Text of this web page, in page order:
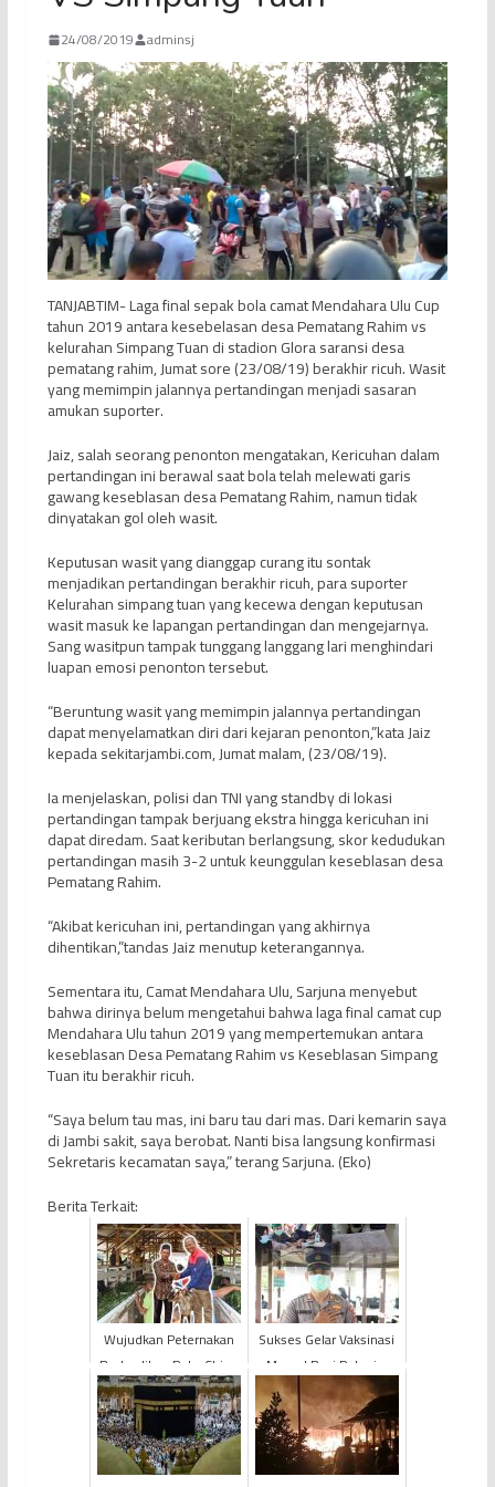
24/08/2019 adminsj
TANJABTIM- Laga final sepak bola camat Mendahara Ulu Cup
tahun 2019 antara kesebelasan desa Pematang Rahim vs
kelurahan Simpang Tuan di stadion Glora saransi desa
pematang rahim, Jumat sore (23/08/19) berakhir ricuh. Wasit
yang memimpin jalannya pertandingan menjadi sasaran
amukan suporter.
Jaiz, salah seorang penonton mengatakan, Kericuhan dalam
pertandingan ini berawal saat bola telah melewati garis
gawang keseblasan desa Pematang Rahim, namun tidak
dinyatakan gol oleh wasit.
Keputusan wasit yang dianggap curang itu sontak
menjadikan pertandingan berakhir ricuh, para suporter
Kelurahan simpang tuan yang kecewa dengan keputusan
wasit masuk ke lapangan pertandingan dan mengejarnya.
Sang wasitpun tampak tunggang langgang lari menghindari
luapan emosi penonton tersebut.
“Beruntung wasit yang memimpin jalannya pertandingan
dapat menyelamatkan diri dari kejaran penonton,”kata Jaiz
kepada sekitarjambi.com, Jumat malam, (23/08/19).
Ia menjelaskan, polisi dan TNI yang standby di lokasi
pertandingan tampak berjuang ekstra hingga kericuhan ini
dapat diredam. Saat keributan berlangsung, skor kedudukan
pertandingan masih 3-2 untuk keunggulan keseblasan desa
Pematang Rahim.
“Akibat kericuhan ini, pertandingan yang akhirnya
dihentikan,”tandas Jaiz menutup keterangannya.
Sementara itu, Camat Mendahara Ulu, Sarjuna menyebut
bahwa dirinya belum mengetahui bahwa laga final camat cup
Mendahara Ulu tahun 2019 yang mempertemukan antara
keseblasan Desa Pematang Rahim vs Keseblasan Simpang
Tuan itu berakhir ricuh.
“Saya belum tau mas, ini baru tau dari mas. Dari kemarin saya
di Jambi sakit, saya berobat. Nanti bisa langsung konfirmasi
Sekretaris kecamatan saya,” terang Sarjuna. (Eko)
Berita Terkait:
Wujudkan Peternakan
Berkualitas, PetroChina
Serah Terimakan 35
Ekor Kambing Etawa
Kep...
Sukses Gelar Vaksinasi
Massal Bagi Pekerja,
PetroChina Tuai Pujian
dari Kapolsek Beta...